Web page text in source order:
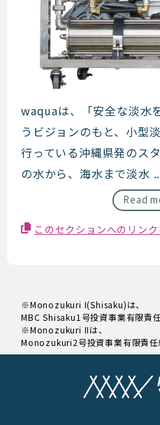
Waqua
waquaは、「安全な淡水
うビジョンのもと、小型
行っている沖縄県発のス
の水から、海水まで淡水
Read
このセクションへのリン
※Monozukuri I(Shisaku)は、
MBC Shisaku1号投資事業有限責
※Monozukuri IIは、
Monozukuri2号投資事業有限責任